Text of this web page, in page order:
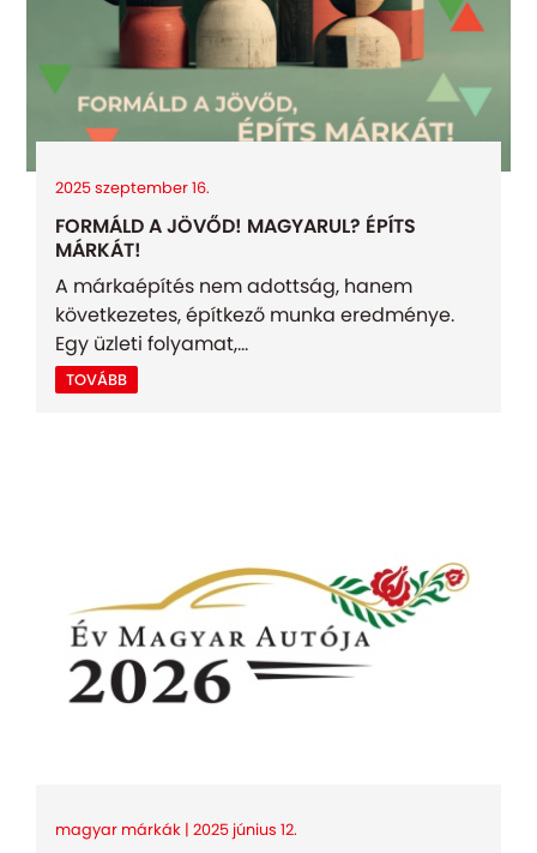
2025 szeptember 16.
FORMÁLD A JÖVŐD! MAGYARUL? ÉPÍTS
MÁRKÁT!
A márkaépítés nem adottság, hanem
következetes, építkező munka eredménye.
Egy üzleti folyamat,...
TOVÁBB
magyar márkák | 2025 június 12.